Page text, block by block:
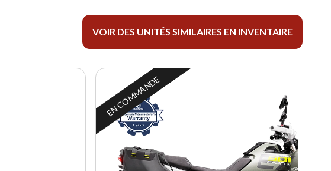
VOIR DES UNITÉS SIMILAIRES EN INVENTAIRE
EN COMMANDE